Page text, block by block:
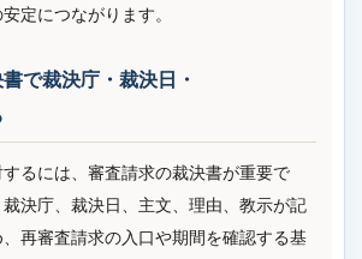
定につながります。
で裁決庁・裁決日・
るには、審査請求の裁決書が重要で
決庁、裁決日、主文、理由、教示が記
再審査請求の入口や期間を確認する基